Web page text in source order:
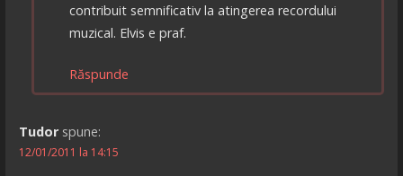
contribuit semnificativ la atingerea recordului
muzical. Elvis e praf.
Răspunde
Tudor spune:
12/01/2011 la 14:15